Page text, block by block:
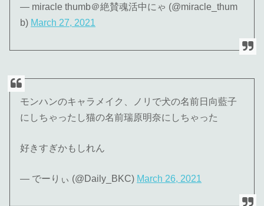
— miracle thumb＠絶賛魂活中にゃ (@miracle_thum
b) March 27, 2021
モンハンのキャラメイク、ノリで犬の名前日向藍子
にしちゃったし猫の名前瑞原明奈にしちゃった
好きすぎかもしれん
— でーりぃ (@Daily_BKC) March 26, 2021